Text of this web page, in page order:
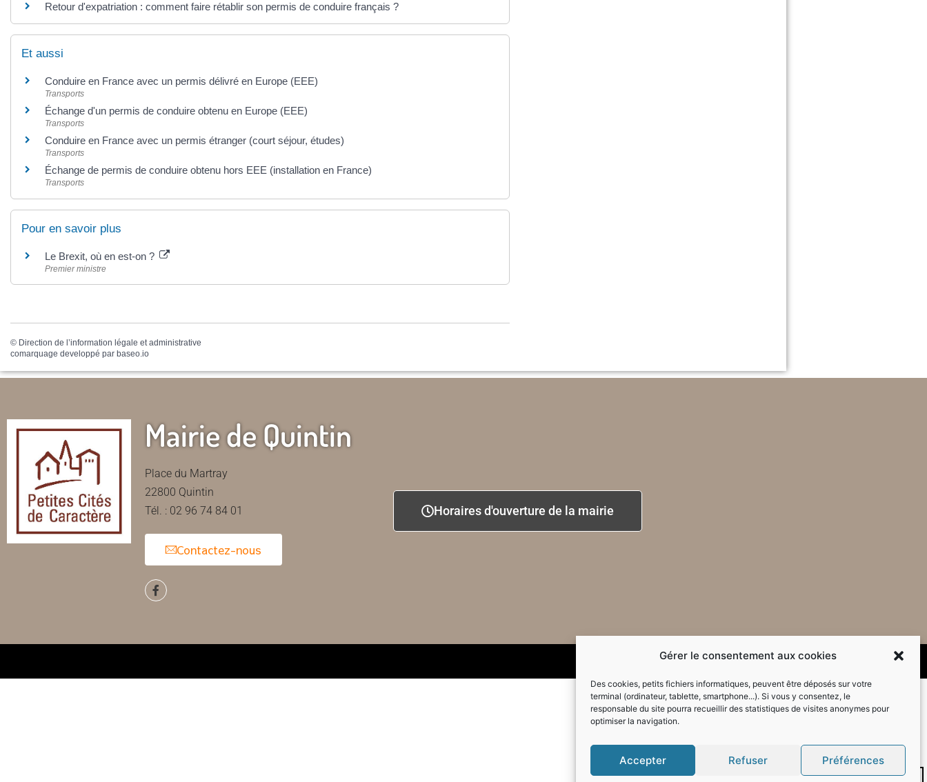
Gérer le consentement aux cookies
Des cookies, petits fichiers informatiques, peuvent être déposés sur votre
terminal (ordinateur, tablette, smartphone...). Si vous y consentez, le
responsable du site pourra recueillir des statistiques de visites anonymes pour
optimiser la navigation.
Accepter Refuser Préférences
Retour d'expatriation : comment faire rétablir son permis de conduire français ?
Et aussi
Conduire en France avec un permis délivré en Europe (EEE)
Transports
Échange d'un permis de conduire obtenu en Europe (EEE)
Transports
Conduire en France avec un permis étranger (court séjour, études)
Transports
Échange de permis de conduire obtenu hors EEE (installation en France)
Transports
Pour en savoir plus
Le Brexit, où en est-on ?
Premier ministre
© Direction de l’information légale et administrative
comarquage developpé par baseo.io
Mairie de Quintin
Place du Martray
22800 Quintin
Tél. : 02 96 74 84 01
Contactez-nous
Horaires d'ouverture de la mairie